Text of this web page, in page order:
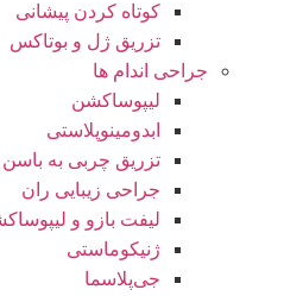
کوتاه کردن پیشانی
تزریق ژل و بوتاکس
جراحی اندام ها
لیپوساکشن
ابدومینوپلاستی
تزریق چربی به باسن
جراحی زیبایی ران
لیفت بازو و لیپوساکشن
ژنیکوماستی
جی‌پلاسما